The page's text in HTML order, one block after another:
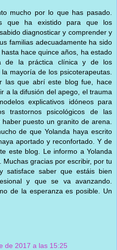
mucho por lo que has pasado.
que ha existido para que los
diagnosticar y comprender y
familias adecuadamente ha sido
hace quince años, ha estado
de la práctica clínica y de los
mayoría de los psicoterapeutas.
las que abrí este blog fue, hace
a la difusión del apego, el trauma
explicativos idóneos para
trastornos psicológicos de las
puesto un granito de arena.
de que Yolanda haya escrito
aportado y reconfortado. Y de
este blog. Le informo a Yolanda
gracias por escribir, por tu
satisface saber que estáis bien
y que se va avanzando.
de la esperanza es posible. Un
de 2017 a las 15:25